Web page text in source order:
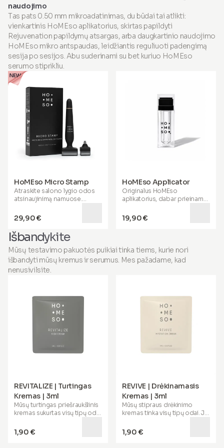
gerina odos stangrumą,
elastingumą, drėkinimą ir
odos toną. Šis galingas
mišinys taip pat palaiko
pageidautinas sveikas,
blizgantis plaukus ir
koenzyma Q10 ir esminėmis
vitaminais ir mineralais, jis
padeda palaikyti sąnarių
sveikatą, skatina aktyvų
senėjimą, padeda sportiniu
atsigavimu ir palaiko žarnyno
funkciją. Kai sveikata ir grožis
naudojimo
Tas pats 0.50 mm mikroadatinimas, du būdai tai atlikti:
vienkartinis HoMEso aplikatorius, skirtas papildyti
Rejuvenation papildymų atsargas, arba daugkartinio naudojimo
HoMEso mikro antspaudas, leidžiantis reguliuoti padengimą
sesija po sesijos. Abu suderinami su bet kuriuo HoMEso
serumo stiprikliu.
HoMEso Micro Stamp
Atraskite salono lygio odos
atsinaujinimą namuose.
naudoja itin plonas 0,50 mm
mikroadatas, kad padėtų
atskleisti lygesnę,
stangresnės išvaizdos odą ir
sveikesnę galvos odą – jokio
vizito nereikia.
29,90 €
HoMEso Applicator
Originalus HoMEso
aplikatorius, dabar prieinamas
savo pasirinktu serumo
boosteriu ir bakstelėdami
nereikės.
19,90 €
Išbandykite
Mūsų testavimo pakuotės puikiai tinka tiems, kurie nori
išbandyti mūsų kremus ir serumus. Mes pažadame, kad
nenusivilsite.
REVITALIZE | Turtingas
Kremas | 3ml
Mūsų turtingas priešraukšlinis
kremas sukurtas visų tipų odai
brandžiai, sausai ir dirgliai
odai. Jis padeda atkurti
1,90 €
REVIVE | Drėkinamasis
Kremas | 3ml
Mūsų stipraus drėkinimo
kremas tinka visų tipų odai. Jo
drėkinti jūsų odą, ramina,
sumažina paraudimą ir
1,90 €